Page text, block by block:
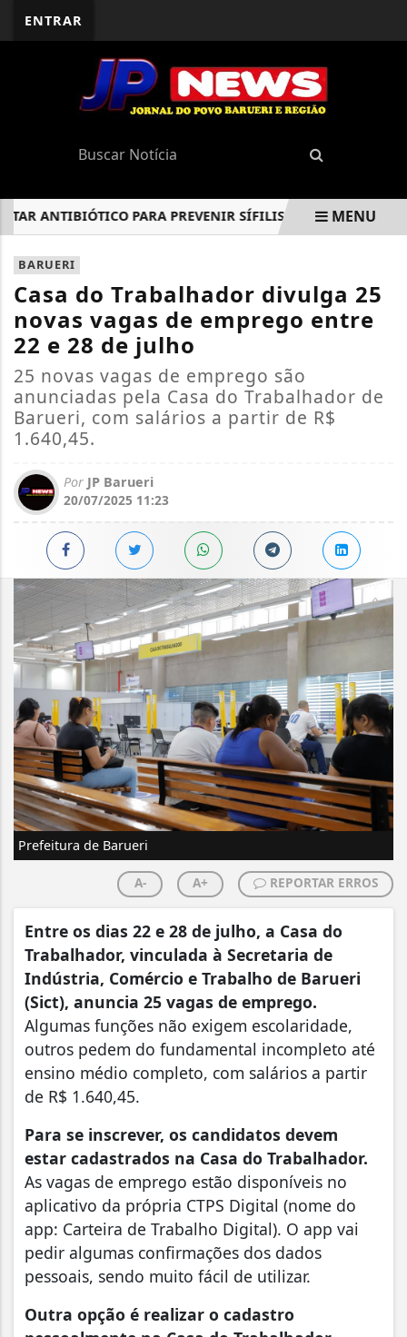
ENTRAR
ANTIBIÓTICO PARA PREVENIR SÍFILIS E CLAMÍDIA
EM ALTA
MENU
BARUERI
Casa do Trabalhador divulga 25
novas vagas de emprego entre
22 e 28 de julho
25 novas vagas de emprego são
anunciadas pela Casa do Trabalhador de
Barueri, com salários a partir de R$
1.640,45.
Por JP Barueri
20/07/2025 11:23
Prefeitura de Barueri
A- A+ REPORTAR ERROS
Entre os dias 22 e 28 de julho, a Casa do
Trabalhador, vinculada à Secretaria de
Indústria, Comércio e Trabalho de Barueri
(Sict), anuncia 25 vagas de emprego.
Algumas funções não exigem escolaridade,
outros pedem do fundamental incompleto até
ensino médio completo, com salários a partir
de R$ 1.640,45.
Para se inscrever, os candidatos devem
estar cadastrados na Casa do Trabalhador.
As vagas de emprego estão disponíveis no
aplicativo da própria CTPS Digital (nome do
app: Carteira de Trabalho Digital). O app vai
pedir algumas confirmações dos dados
pessoais, sendo muito fácil de utilizar.
Outra opção é realizar o cadastro